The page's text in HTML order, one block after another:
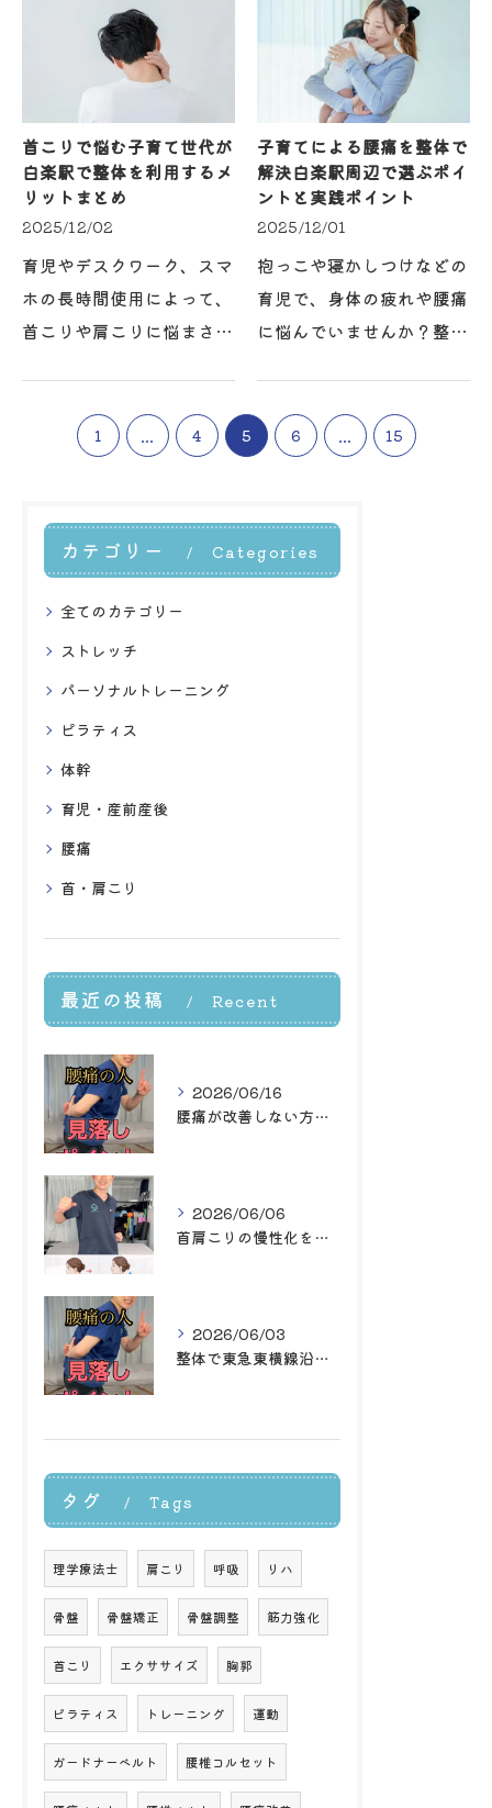
肉だけでなく、関節の動き
をしっかり引き出すこと
が、柔軟性の本質的な向…
のトレーニングやストレッ
チだけでは、かえって症状
を長引かせたり悪化させ…
首こりで悩む子育て世代が
白楽駅で整体を利用するメ
リットまとめ
2025/12/02
育児やデスクワーク、スマ
ホの長時間使用によって、
首こりや肩こりに悩まされ
間で、身体の関節柔軟性や
筋力の低下が進みやすく、
子育てによる腰痛を整体で
解決白楽駅周辺で選ぶポイ
ントと実践ポイント
2025/12/01
抱っこや寝かしつけなどの
育児で、身体の疲れや腰痛
に悩んでいませんか？整体
特に、頻繁な屈む動作や長
時間の同じ姿勢による体へ
1 ... 4 5 6 ... 15
カテゴリー Categories
全てのカテゴリー
ストレッチ
パーソナルトレーニング
ピラティス
体幹
育児・産前産後
腰痛
首・肩こり
最近の投稿
Recent
2026/06/16
腰痛が改善しない方必見｜横浜白楽の整体で腸腰筋腹斜筋を根本から鍛える理学療法士直伝メソッド
2026/06/06
首肩こりの慢性化を整体とエクササイズで解消横浜白楽で肩甲骨と背骨を動かすポイント
2026/06/03
整体で東急東横線沿線の反り腰腰痛と股関節の関係を根本改善する方法
タグ Tags
理学療法士 肩こり 呼吸 リハ
骨盤 骨盤矯正 骨盤調整 筋力強化
首こり エクササイズ 胸郭
ピラティス トレーニング 運動
ガードナーベルト 腰椎コルセット